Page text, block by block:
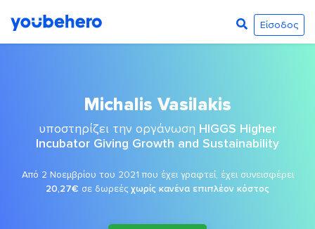
Είσοδος
Michalis Vasilakis
υποστηρίζει την οργάνωση HIGGS Higher
Incubator Giving Growth and Sustainability
Από 2 Νοεμβρίου του 2021 που έχει γραφτεί, έχει συνεισφέρει
20,27€ σε δωρεές χωρίς κανένα επιπλέον κόστος